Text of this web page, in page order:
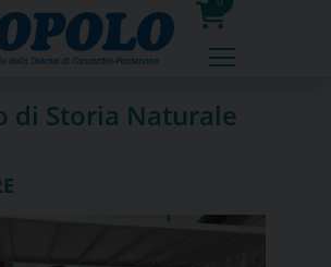
0
prodotti
di Storia Naturale